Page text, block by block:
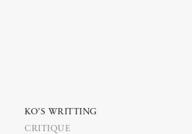
KO’S WRITTING
CRITIQUE